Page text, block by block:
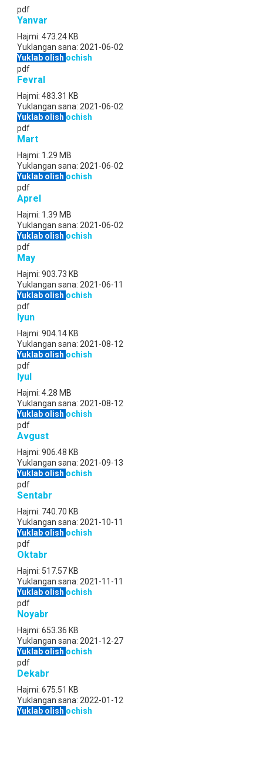
pdf
Yanvar
Hajmi: 473.24 KB
Yuklangan sana: 2021-06-02
Yuklab olish ochish
pdf
Fevral
Hajmi: 483.31 KB
Yuklangan sana: 2021-06-02
Yuklab olish ochish
pdf
Mart
Hajmi: 1.29 MB
Yuklangan sana: 2021-06-02
Yuklab olish ochish
pdf
Aprel
Hajmi: 1.39 MB
Yuklangan sana: 2021-06-02
Yuklab olish ochish
pdf
May
Hajmi: 903.73 KB
Yuklangan sana: 2021-06-11
Yuklab olish ochish
pdf
Iyun
Hajmi: 904.14 KB
Yuklangan sana: 2021-08-12
Yuklab olish ochish
pdf
Iyul
Hajmi: 4.28 MB
Yuklangan sana: 2021-08-12
Yuklab olish ochish
pdf
Avgust
Hajmi: 906.48 KB
Yuklangan sana: 2021-09-13
Yuklab olish ochish
pdf
Sentabr
Hajmi: 740.70 KB
Yuklangan sana: 2021-10-11
Yuklab olish ochish
pdf
Oktabr
Hajmi: 517.57 KB
Yuklangan sana: 2021-11-11
Yuklab olish ochish
pdf
Noyabr
Hajmi: 653.36 KB
Yuklangan sana: 2021-12-27
Yuklab olish ochish
pdf
Dekabr
Hajmi: 675.51 KB
Yuklangan sana: 2022-01-12
Yuklab olish ochish